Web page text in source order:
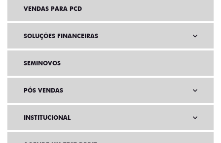
SOLUÇÕES FINANCEIRAS
SEMINOVOS
PÓS VENDAS
INSTITUCIONAL
AGENDE UM TEST DRIVE